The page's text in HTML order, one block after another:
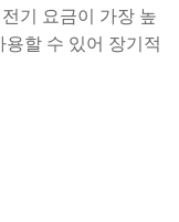
기 요금이 가장 높
할 수 있어 장기적